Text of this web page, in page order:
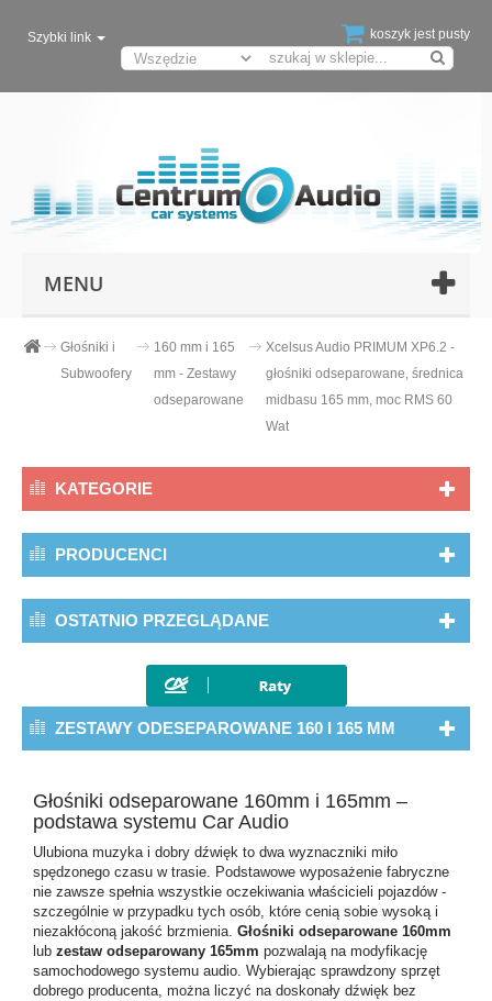
koszyk jest pusty
Szybki link
MENU
Głośniki i
Subwoofery
160 mm i 165
mm - Zestawy
odseparowane
Xcelsus Audio PRIMUM XP6.2 -
głośniki odseparowane, średnica
midbasu 165 mm, moc RMS 60
Wat
KATEGORIE
PRODUCENCI
OSTATNIO PRZEGLĄDANE
ZESTAWY ODESEPAROWANE 160 I 165 MM
Głośniki odseparowane 160mm i 165mm –
podstawa systemu Car Audio
Ulubiona muzyka i dobry dźwięk to dwa wyznaczniki miło
spędzonego czasu w trasie. Podstawowe wyposażenie fabryczne
nie zawsze spełnia wszystkie oczekiwania właścicieli pojazdów -
szczególnie w przypadku tych osób, które cenią sobie wysoką i
niezakłóconą jakość brzmienia. Głośniki odseparowane 160mm
lub zestaw odseparowany 165mm pozwalają na modyfikację
samochodowego systemu audio. Wybierając sprawdzony sprzęt
dobrego producenta, można liczyć na doskonały dźwięk bez